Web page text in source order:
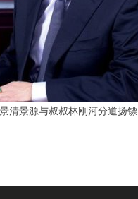
清景源与叔叔林刚河分道扬镖